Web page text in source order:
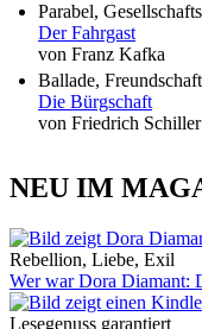
Parabel,
Der Fahrgast
von Franz Kafka
Ballade, Freundschaft
Die Bürgschaft
von Friedrich Schiller
NEU IM
Rebellion, Liebe, Exil
Wer war Dora Diamant:
Lesegenuss garantiert